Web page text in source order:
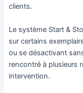
clients.
Le système Start &
sur certains
ou se désactivant
rencontré à plusieurs
intervention.